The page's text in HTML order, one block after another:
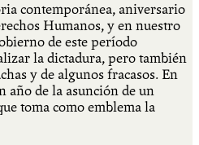
contemporánea, aniversario
Humanos, y en nuestro
de este período
la dictadura, pero también
y de algunos fracasos. En
año de la asunción de un
toma como emblema la